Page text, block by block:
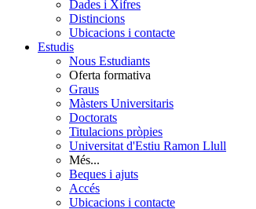
Dades i Xifres
Distincions
Ubicacions i contacte
Estudis
Nous Estudiants
Oferta formativa
Graus
Màsters Universitaris
Doctorats
Titulacions pròpies
Universitat d'Estiu Ramon Llull
Més...
Beques i ajuts
Accés
Ubicacions i contacte